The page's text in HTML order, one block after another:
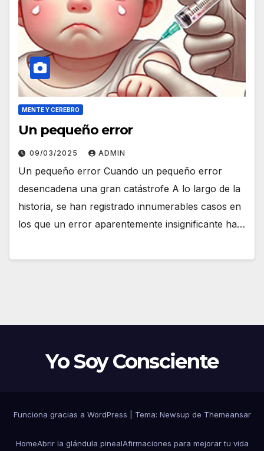
MENTE Y CEREBRO
Un pequeño error
09/03/2025 ADMIN
Un pequeño error Cuando un pequeño error
desencadena una gran catástrofe A lo largo de la
historia, se han registrado innumerables casos en
los que un error aparentemente insignificante ha…
Yo Soy Consciente
Funciona gracias a WordPress Tema: Newsup de Themeansar
HomeAbrir la glándula pinealAfirmaciones para mejorar tu vida